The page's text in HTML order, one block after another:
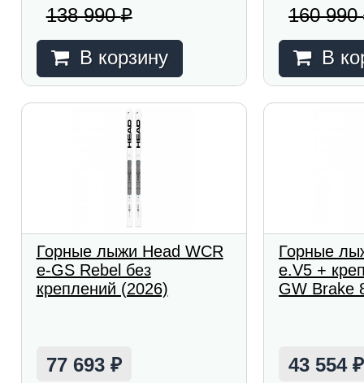
138 990₽
В корзину
160 990
В
Горные лыжи Head WCR
e-GS Rebel без
креплений (2026)
77 693 ₽
Горные
e.V5 +
GW Brake
43 554₽